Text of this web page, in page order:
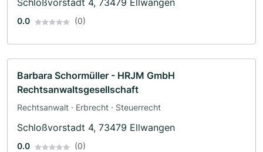
Schloßvorstadt 4, 73479 Ellwangen
0.0 (0)
Barbara Schormüller - HRJM GmbH
Rechtsanwaltsgesellschaft
Rechtsanwalt · Erbrecht · Steuerrecht
Schloßvorstadt 4, 73479 Ellwangen
0.0 (0)